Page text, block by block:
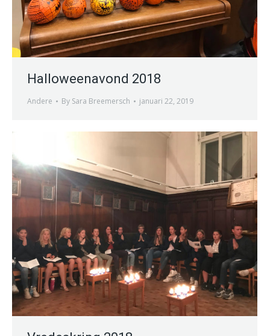
Halloweenavond 2018
Andere By Sara Breemersch januari 22, 2019